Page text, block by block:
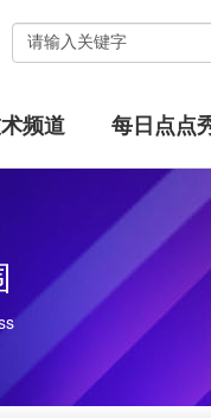
频道 每日点点